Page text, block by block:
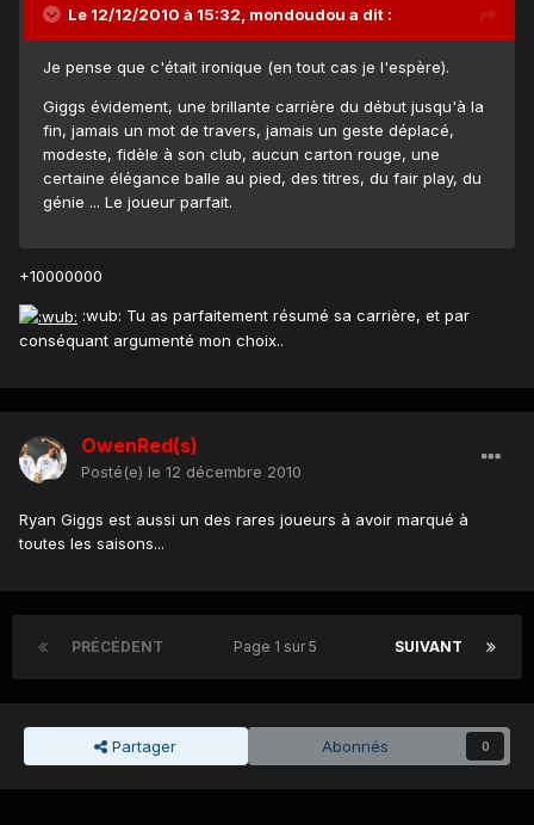
Le 12/12/2010 à 15:32, mondoudou a dit :
Je pense que c'était ironique (en tout cas je l'espère).
Giggs évidement, une brillante carrière du début jusqu'à la
fin, jamais un mot de travers, jamais un geste déplacé,
modeste, fidèle à son club, aucun carton rouge, une
certaine élégance balle au pied, des titres, du fair play, du
génie ... Le joueur parfait.
+10000000
:wub: Tu as parfaitement résumé sa carrière, et par
conséquant argumenté mon choix..
OwenRed(s)
Posté(e) le 12 décembre 2010
Ryan Giggs est aussi un des rares joueurs à avoir marqué à
toutes les saisons...
PRÉCÉDENT SUIVANT
Page 1 sur 5
Partager Abonnés 0